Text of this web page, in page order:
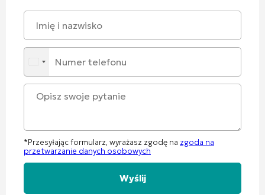
*Przesyłając formularz, wyrażasz zgodę na zgoda na
przetwarzanie danych osobowych